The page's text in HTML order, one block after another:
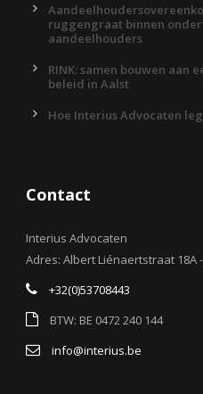
ruggengraat binnen
aandeelhouders
RINK: samen bouwen aan
beleid in Aalst
Hoe Interius Advocaten
Contact
Interius Advocaten
Adres: Albert Liénaertstraat 18A
+32(0)53708443
BTW: BE 0472 240 144
info@interius.be